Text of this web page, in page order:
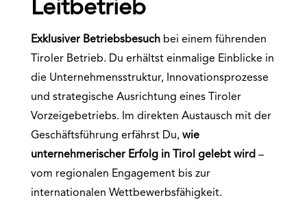
Leitbetrieb
Exklusiver Betriebsbesuchbei einem führenden
Tiroler Betrieb. Du erhältst einmalige Einblicke in
die Unternehmensstruktur, Innovationsprozesse
und strategische Ausrichtung eines Tiroler
Vorzeigebetriebs. Im direkten Austausch mit der
Geschäftsführung erfährst Du, wie
unternehmerischer Erfolg in Tirol gelebt wird –
vom regionalen Engagement bis zur
internationalen Wettbewerbsfähigkeit.